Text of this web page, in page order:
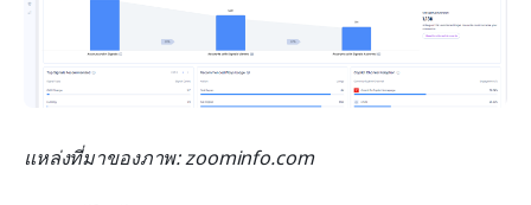
แหล่งที่มาของภาพ: zoominfo.com